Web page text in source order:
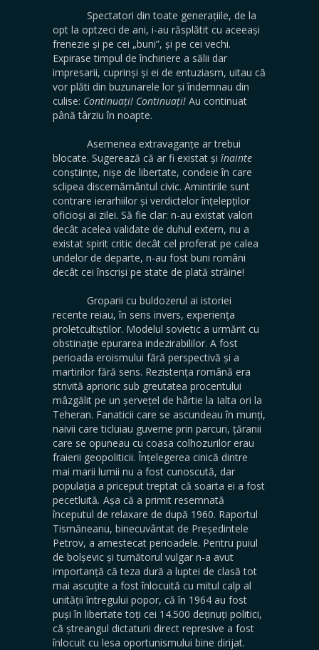
Spectatori din toate generațiile, de la
opt la optzeci de ani, i-au răsplătit cu aceeași
frenezie și pe cei „buni”, și pe cei vechi.
Expirase timpul de închiriere a sălii dar
impresarii, cuprinși și ei de entuziasm, uitau că
vor plăti din buzunarele lor și îndemnau din
culise: Continuați! Continuați! Au continuat
până târziu în noapte.
Asemenea extravaganțe ar trebui
blocate. Sugerează că ar fi existat și înainte
conștiințe, nișe de libertate, condeie în care
sclipea discernământul civic. Amintirile sunt
contrare ierarhiilor și verdictelor înțelepților
oficioși ai zilei. Să fie clar: n-au existat valori
decât acelea validate de duhul extern, nu a
existat spirit critic decât cel proferat pe calea
undelor de departe, n-au fost buni români
decât cei înscriși pe state de plată străine!
Groparii cu buldozerul ai istoriei
recente reiau, în sens invers, experiența
proletcultiștilor. Modelul sovietic a urmărit cu
obstinație epurarea indezirabililor. A fost
perioada eroismului fără perspectivă și a
martirilor fără sens. Rezistența română era
strivită aprioric sub greutatea procentului
mâzgălit pe un șervețel de hârtie la Ialta ori la
Teheran. Fanaticii care se ascundeau în munți,
naivii care ticluiau guverne prin parcuri, țăranii
care se opuneau cu coasa colhozurilor erau
fraierii geopoliticii. Înțelegerea cinică dintre
mai marii lumii nu a fost cunoscută, dar
populația a priceput treptat că soarta ei a fost
pecetluită. Așa că a primit resemnată
începutul de relaxare de după 1960. Raportul
Tismăneanu, binecuvântat de Președintele
Petrov, a amestecat perioadele. Pentru puiul
de bolșevic și turnătorul vulgar n-a avut
importanță că teza dură a luptei de clasă tot
mai ascuțite a fost înlocuită cu mitul calp al
unității întregului popor, că în 1964 au fost
puși în libertate toți cei 14.500 deținuți politici,
că ștreangul dictaturii direct represive a fost
înlocuit cu lesa oportunismului bine dirijat.